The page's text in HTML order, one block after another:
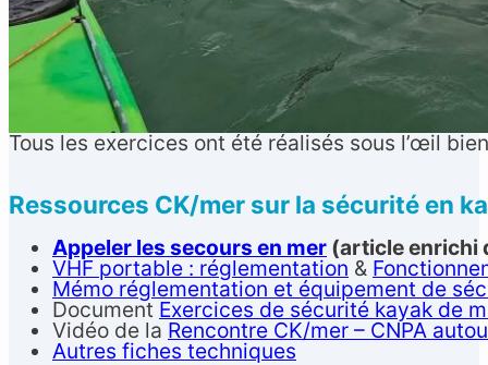
Tous les exercices ont été réalisés sous l’œil
Ressources CK/mer sur la sécurité en
Appeler les secours en mer (article enrichi
VHF portable : réglementation &
Mémo réglementation et équipement de
Document Exercices de sécurité kayak de
Vidéo de la Rencontre CK/mer – CNPA
Autres fiches techniques